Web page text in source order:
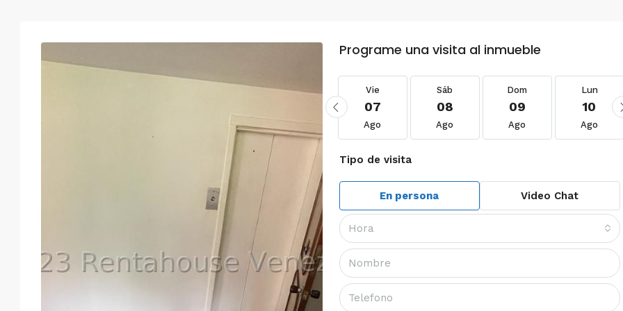
Programe una visita al inmueble
Ago
Vie Vie
07
Ago
Sáb
08
Ago
Dom
09
Ago
Lun
10
Ago
Tipo de visita
En persona Video Chat
Hora